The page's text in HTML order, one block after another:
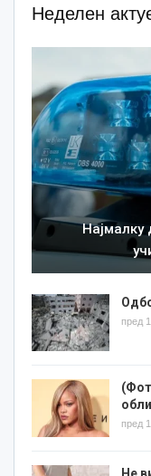
Неделен
Најмалку
пред
пред